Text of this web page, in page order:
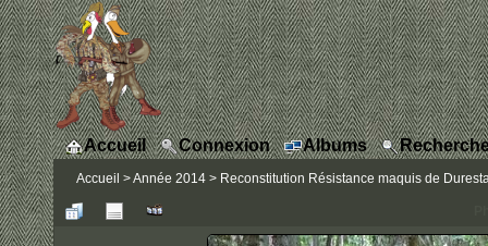
Accueil Connexion Albums
Accueil >Année 2014 > Reconstitution Résistance maquis de